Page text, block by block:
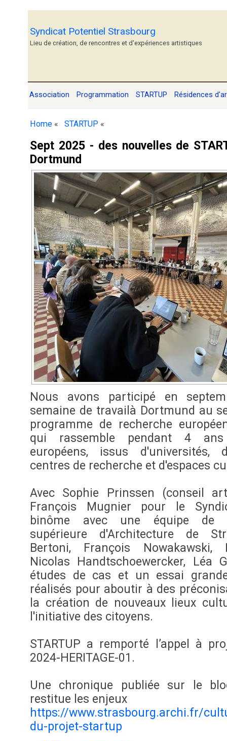
Syndicat Potentiel Strasbourg
Lieu de création, de rencontres et d'expériences artistiques
Association Programmation STARTUP Résidences
Home « STARTUP «
Sept 2025 - des nouvelles de
Dortmund
Nous avons participé en
semaine de travailà Dortmund au
programme de recherche
qui rassemble pendant 4
européens, issus d'universités,
centres de recherche et d'espaces
Avec Sophie Prinssen (conseil
François Mugnier pour le
binôme avec une équipe de
supérieure d'Architecture de
Bertoni, François Nowakawski,
Nicolas Handtschoewercker, Léa
études de cas et un essai
réalisés pour aboutir à des
la création de nouveaux lieux
l'initiative des citoyens.
STARTUP a remporté l’appel à
2024-HERITAGE-01.
Une chronique publiée sur le
restitue les enjeux
https://www.strasbourg.archi.fr/
du-projet-startup